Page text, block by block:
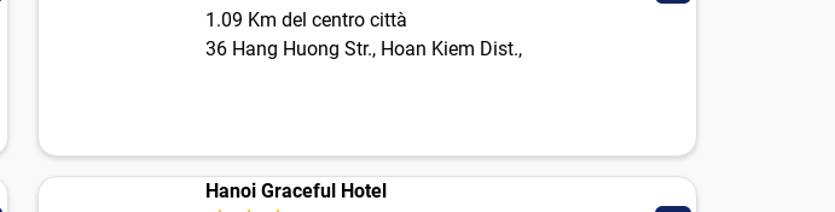
1.09 Km del centro città
36 Hang Huong Str., Hoan Kiem Dist.,
Hanoi Graceful Hotel